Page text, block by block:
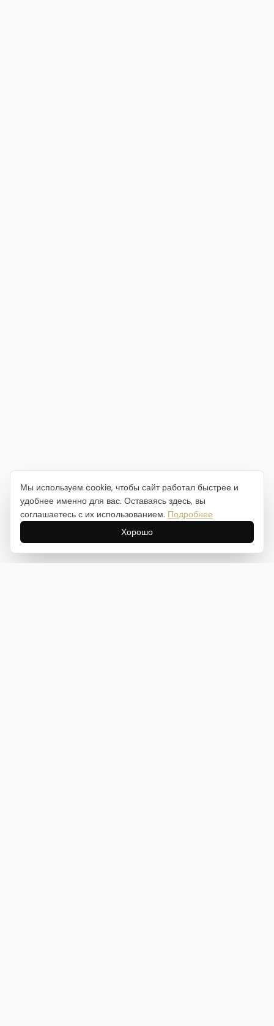
Мы используем cookie, чтобы сайт работал быстрее и
удобнее именно для вас. Оставаясь здесь, вы
соглашаетесь с их использованием. Подробнее
Хорошо